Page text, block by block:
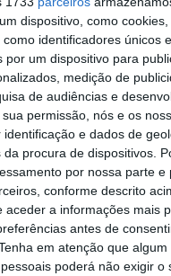
dispositivo, como
identificadores únicos
por um dispositivo para
medição de
de audiências e
permissão, nós e os
identificação e dados de
da procura de dispositivos.
por nossa parte e
conforme descrito
aceder a informações mais
antes de
em atenção que
poderá não exigir o
através de
de redes sociais.
Este artigo tem mais de
o Pplware no Google
correção, faça uma sugestão